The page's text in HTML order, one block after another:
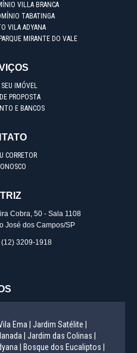
VILLA BRANCA
TABATINGA
VILA ADYANA
MIRANTE DO VALE
SEU IMÓVEL
PROPOSTA
E BANCOS
CORRETOR
Cobra, 50 - Sala 1108
José dos Campos/SP
(12) 3209-1918
Ema |
Jardim Satélite |
|
Jardim das Colinas |
|
Bosque dos Eucaliptos |